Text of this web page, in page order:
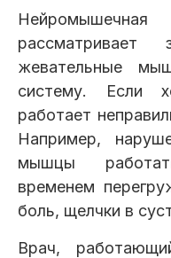
жевательные
систему. Если
работает
Например,
мышцы
временем
боль, щелчки в
Врач,